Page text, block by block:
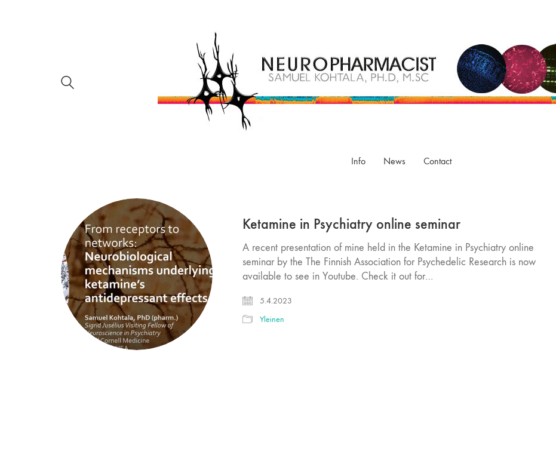
Info News Contact
Ketamine in Psychiatry online seminar
A recent presentation of mine held in the Ketamine in Psychiatry online
seminar by the The Finnish Association for Psychedelic Research is now
available to see in Youtube. Check it out for…
5.4.2023
Yleinen